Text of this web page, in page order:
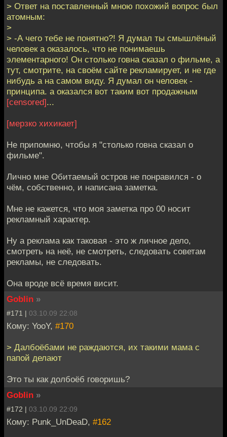
> Ответ на поставленный мною похожий вопрос был
атомным:
>
> -А чего тебе не понятно?! Я думал ты смышлёный
человек а оказалось, что не понимаешь
элементарного! Он столько говна сказал о фильме, а
тут, смотрите, на своём сайте рекламирует, и не где
нибудь а на самом виду. Я думал он человек -
принципа. а оказался вот таким вот продажным
[censored]...
[мерзко хихикает]
Не припомню, чтобы я "столько говна сказал о
фильме".
Лично мне Обитаемый остров не понравился - о
чём, собственно, и написана заметка.
Мне не кажется, что моя заметка про 00 носит
рекламный характер.
Ну а реклама как таковая - это ж личное дело,
смотреть на неё, не смотреть, следовать советам
рекламы, не следовать.
Она вроде всё время висит.
Goblin »
#171 | 03.10.09 22:08
Кому: YooY, #170
> Далбоёбами не раждаются, их такими мама с
папой делают
Это ты как долбоёб говоришь?
Goblin »
#172 | 03.10.09 22:09
Кому: Punk_UnDeaD, #162